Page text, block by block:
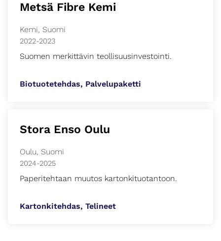
Metsä Fibre Kemi
Kemi, Suomi
2022-2023
Suomen merkittävin teollisuusinvestointi.
Biotuotetehdas, Palvelupaketti
Stora Enso Oulu
Oulu, Suomi
2024-2025
Paperitehtaan muutos kartonkituotantoon.
Kartonkitehdas, Telineet